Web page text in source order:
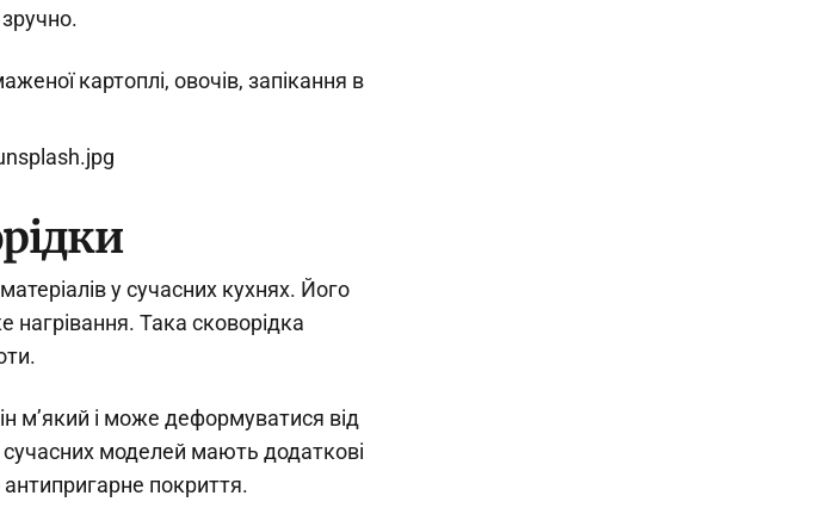
картоплі, овочів, запікання в
у сучасних кухнях. Його
нагрівання. Така сковорідка
м’який і може деформуватися від
моделей мають додаткові
покриття.